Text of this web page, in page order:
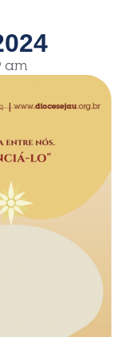
am